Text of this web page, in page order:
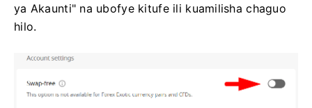
ya Akaunti" na ubofye kitufe ili kuamilisha chaguo
hilo.